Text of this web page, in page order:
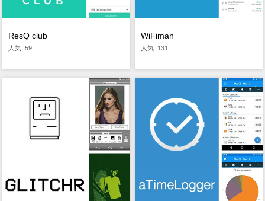
ResQ club
人気: 59
WiFiman
人気: 131